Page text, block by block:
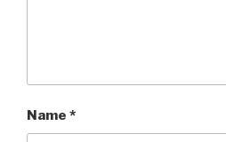
Name *